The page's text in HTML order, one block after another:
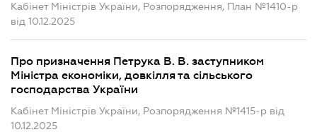
Кабінет Міністрів України, Розпорядження, План №1410-р
від 10.12.2025
Про призначення Петрука В. В. заступником
Міністра економіки, довкілля та сільського
господарства України
Кабінет Міністрів України, Розпорядження №1415-р від
10.12.2025